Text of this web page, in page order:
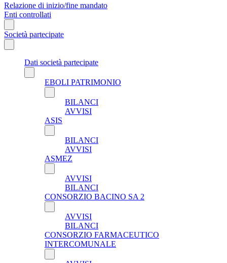
Relazione di inizio/fine mandato
Enti controllati
Società partecipate
Dati società partecipate
EBOLI PATRIMONIO
BILANCI
AVVISI
ASIS
BILANCI
AVVISI
ASMEZ
AVVISI
BILANCI
CONSORZIO BACINO SA 2
AVVISI
BILANCI
CONSORZIO FARMACEUTICO
INTERCOMUNALE